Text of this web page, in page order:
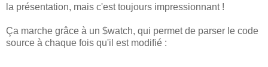
la présentation, mais c'est toujours impressionnant !
Ça marche grâce à un $watch, qui permet de parser le code
source à chaque fois qu'il est modifié :